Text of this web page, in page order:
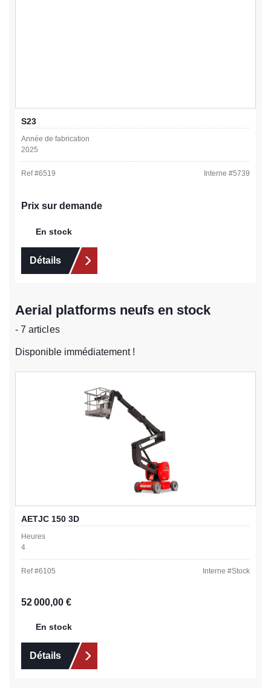
S23
Année de fabrication
2025
Ref #6519 Interne #5739
Prix sur demande
En stock
Détails
Aerial platforms neufs en stock
- 7 articles
Disponible immédiatement !
AETJC 150 3D
Heures
4
Ref #6105 Interne #Stock
Prix régulier :
52 000,00 €
En stock
Détails